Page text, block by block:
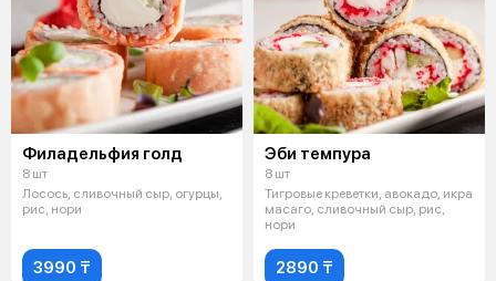
Филадельфия голд
8 шт
Лосось, сливочный сыр, огурцы,
рис, нори
3990 ₸
Эби темпура
8 шт
Тигровые креветки, авокадо, икра
масаго, сливочный сыр, рис,
нори
2890 ₸